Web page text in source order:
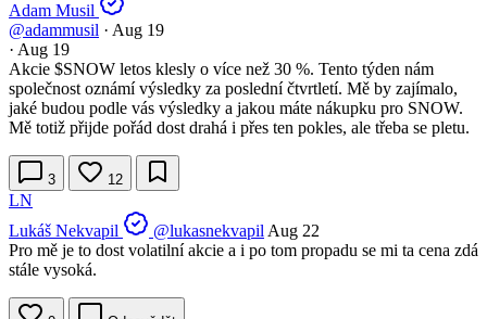
Adam Musil
@adammusil · Aug 19
· Aug 19
Akcie $SNOW letos klesly o více než 30 %. Tento týden nám
společnost oznámí výsledky za poslední čtvrtletí. Mě by zajímalo,
jaké budou podle vás výsledky a jakou máte nákupku pro SNOW.
Mě totiž přijde pořád dost drahá i přes ten pokles, ale třeba se pletu.
3 12
LN
Lukáš Nekvapil
@lukasnekvapil Aug 22
Pro mě je to dost volatilní akcie a i po tom propadu se mi ta cena zdá
stále vysoká.